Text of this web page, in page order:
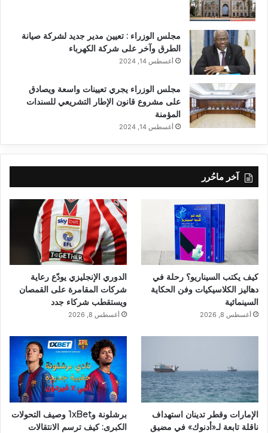
مجلس الوزراء : تعيين مدير جديد لشركة صيانة
الطرق وآخر على شركة الكهرباء
أغسطس 14, 2024
مجلس الوزراء يجري تعيينات واسعة ويصادق
على مشروع قانون الإطار التشريعي للسندات
المؤمنة
أغسطس 14, 2024
آخر ماحُرر
كيف يكتب السيناريو؟ رحلة في
دهاليز الكلاسيكيات وفن الحكاية
السينمائية
أغسطس 8, 2026
الدوري الإنجليزي يودّع رعاية
شركات المقامرة على القمصان
ويستقطب شركاء جدد
أغسطس 8, 2026
الإمارات وقطر تدينان استهداف
ناقلة تابعة لـ«أدنوك» في مضيق
برشلونة و1xBet وصيف التحولات
الكبرى: كيف ترسم الانتقالات